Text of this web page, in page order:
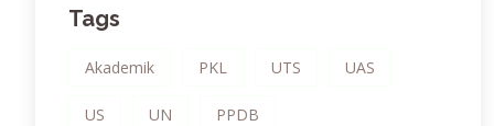
Tags
Akademik PKL UTS UAS
US UN PPDB